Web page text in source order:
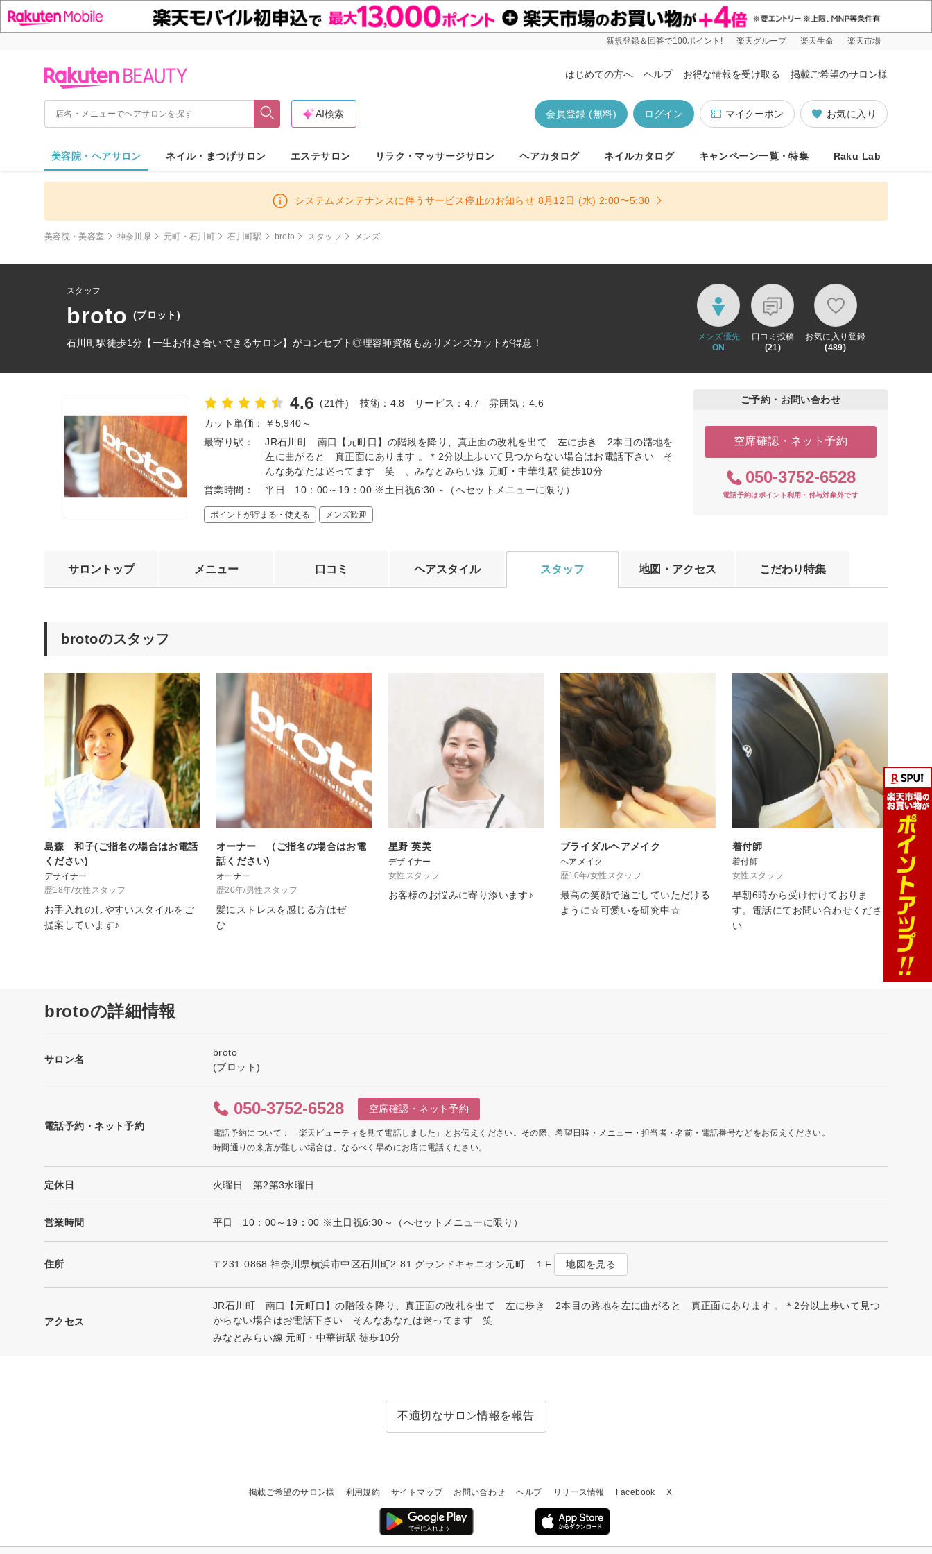
新規登録＆回答で100ポイント! 楽天グループ 楽天生命 楽天市場
はじめての方へ ヘルプ お得な情報を受け取る 掲載ご希望のサロン様
お気に入り
マイクーポン
ログイン
会員登録 (無料)
AI検索
美容院・ヘアサロン ネイル・まつげサロン エステサロン リラク・マッサージサロン ヘアカタログ ネイルカタログ キャンペーン一覧・特集 Raku Lab
システムメンテナンスに伴うサービス停止のお知らせ 8月12日 (水) 2:00〜5:30
美容院・美容室 神奈川県 元町・石川町 石川町駅 broto スタッフ メンズ
スタッフ
broto (ブロット)
石川町駅徒歩1分【一生お付き合いできるサロン】がコンセプト◎理容師資格もありメンズカットが得意！
メンズ優先
ON
口コミ投稿
(21)
お気に入り登録
(489)
4.6 (21件) 技術：4.8 サービス：4.7
雰囲気：4.6
カット単価：
￥5,940～
最寄り駅：
JR石川町 南口【元町口】の階段を降り、真正面の改札を出て 左に歩き 2本目の路地を
左に曲がると 真正面にあります 。＊2分以上歩いて見つからない場合はお電話下さい そ
んなあなたは迷ってます 笑 、みなとみらい線 元町・中華街駅 徒歩10分
営業時間：
平日 10：00～19：00 ※土日祝6:30～（へセットメニューに限り）
ポイントが貯まる・使える メンズ歓迎
ご予約・お問い合わせ
空席確認・ネット予約
050-3752-6528
電話予約はポイント利用・付与対象外です
サロントップ メニュー 口コミ ヘアスタイル スタッフ 地図・アクセス こだわり特集
brotoのスタッフ
島森 和子(ご指名の場合はお電話
ください)
デザイナー
歴18年/女性スタッフ
お手入れのしやすいスタイルをご
提案しています♪
オーナー （ご指名の場合はお電
話ください)
オーナー
歴20年/男性スタッフ
髪にストレスを感じる方はぜ
ひ
星野 英美
デザイナー
女性スタッフ
お客様のお悩みに寄り添います♪
ブライダルヘアメイク
ヘアメイク
歴10年/女性スタッフ
最高の笑顔で過ごしていただける
ように☆可愛いを研究中☆
着付師
着付師
女性スタッフ
早朝6時から受け付けておりま
す。電話にてお問い合わせくださ
い
brotoの詳細情報
サロン名
broto
(ブロット)
電話予約・ネット予約
050-3752-6528 空席確認・ネット予約
電話予約について：「楽天ビューティを見て電話しました」とお伝えください。その際、希望日時・メニュー・担当者・名前・電話番号などをお伝えください。
時間通りの来店が難しい場合は、なるべく早めにお店に電話ください。
定休日 火曜日 第2第3水曜日
営業時間 平日 10：00～19：00 ※土日祝6:30～（へセットメニューに限り）
住所 〒231-0868 神奈川県横浜市中区石川町2-81 グランドキャニオン元町 １F 地図を見る
アクセス
JR石川町 南口【元町口】の階段を降り、真正面の改札を出て 左に歩き 2本目の路地を左に曲がると 真正面にあります 。＊2分以上歩いて見つ
からない場合はお電話下さい そんなあなたは迷ってます 笑
みなとみらい線 元町・中華街駅 徒歩10分
不適切なサロン情報を報告
掲載ご希望のサロン様 利用規約 サイトマップ お問い合わせ ヘルプ リリース情報 Facebook X